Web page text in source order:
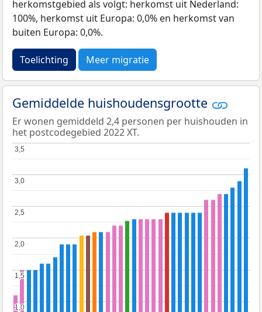
herkomstgebied als volgt: herkomst uit Nederland:
100%, herkomst uit Europa: 0,0% en herkomst van
buiten Europa: 0,0%.
Toelichting Meer migratie
Gemiddelde huishoudensgrootte
Er wonen gemiddeld 2,4 personen per huishouden in
het postcodegebied 2022 XT.
1,0
1,0
1,5
1,5
2,0
2,0
2,5
2,5
3,0
3,0
3,5
3,5